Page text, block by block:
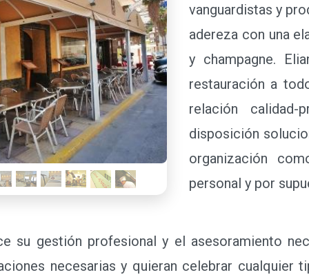
vanguardistas y
adereza con una
y champagne.
restauración a
relación calidad-
disposición
organización
personal y por
Eliana Albiach
asesoramiento